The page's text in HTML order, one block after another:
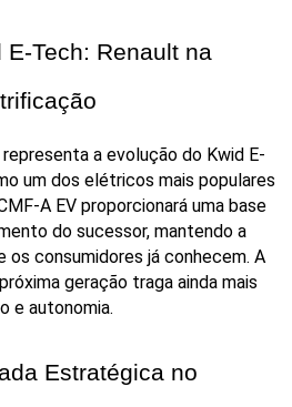
Tech: Renault na
a evolução do Kwid E-
um dos elétricos mais populares
A EV proporcionará uma base
do sucessor, mantendo a
os consumidores já conhecem. A
geração traga ainda mais
e autonomia.
Estratégica no